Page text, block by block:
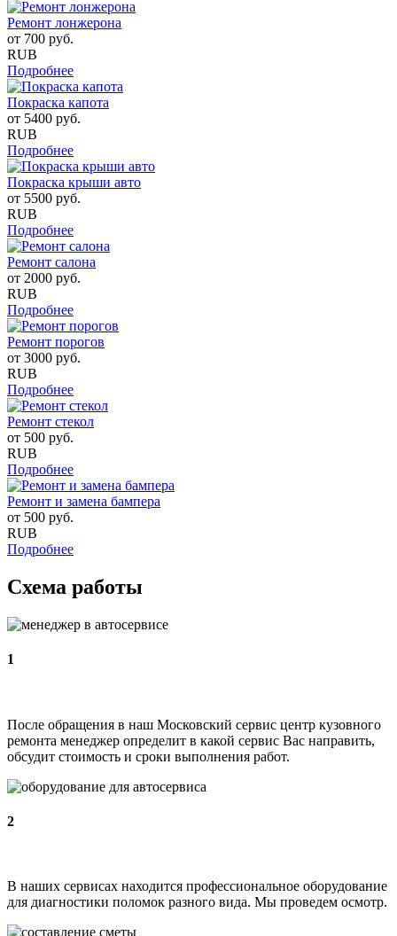
Ремонт лонжерона
от 700 руб.
RUB
Подробнее
Покраска капота
от 5400 руб.
RUB
Подробнее
Покраска крыши авто
от 5500 руб.
RUB
Подробнее
Ремонт салона
от 2000 руб.
RUB
Подробнее
Ремонт порогов
от 3000 руб.
RUB
Подробнее
Ремонт стекол
от 500 руб.
RUB
Подробнее
Ремонт и замена бампера
от 500 руб.
RUB
Подробнее
Схема работы
1
После обращения в наш Московский сервис центр кузовного
ремонта менеджер определит в какой сервис Вас направить,
обсудит стоимость и сроки выполнения работ.
2
В наших сервисах находится профессиональное оборудование
для диагностики поломок разного вида. Мы проведем осмотр.